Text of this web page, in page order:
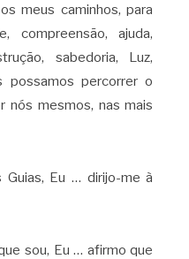
meus caminhos, para
compreensão, ajuda,
sabedoria, Luz,
possamos percorrer o
nós mesmos, nas mais
Eu … dirijo-me à
sou, Eu … afirmo que